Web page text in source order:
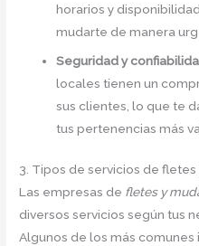
horarios y
mudarte de manera
Seguridad y
locales tienen un
sus clientes, lo que te
tus pertenencias más
3. Tipos de servicios de fletes
Las empresas de fletes y
diversos servicios según tus
Algunos de los más comunes